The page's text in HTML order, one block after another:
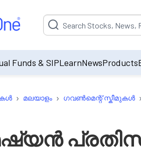
Suggestion will be
Funds & SIPLearnNewsProducts
› മലയാളം › ഗവൺമെന്റ് സ്കീമുകൾ ›